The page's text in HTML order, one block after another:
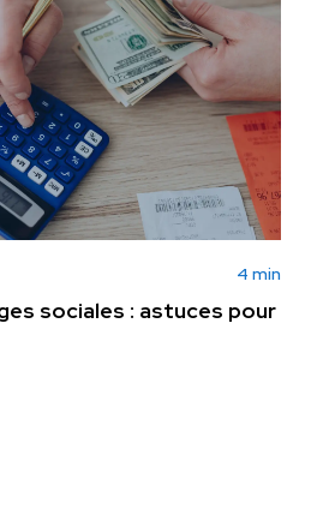
4 min
sociales : astuces pour